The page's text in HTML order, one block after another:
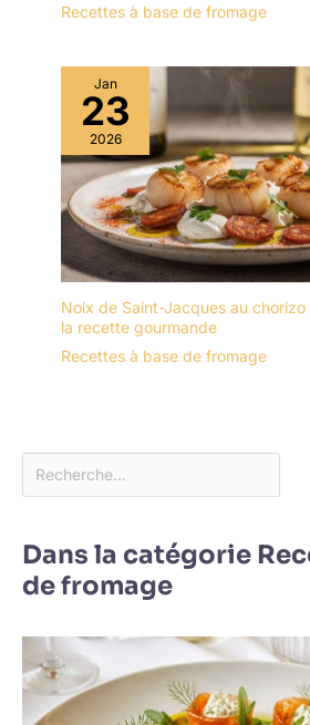
Recettes à base de fromage
Jan
23
2026
Noix de Saint-Jacques au
la recette gourmande
Recettes à base de fromage
Dans la catégorie
de fromage